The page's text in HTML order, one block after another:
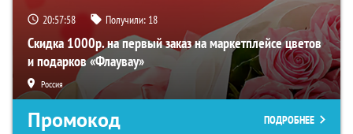
20:57:57 Получили: 18
Скидка 1000р. на первый заказ на маркетплейсе цветов
и подарков «Флаувау»
Россия
Промокод ПОДРОБНЕЕ